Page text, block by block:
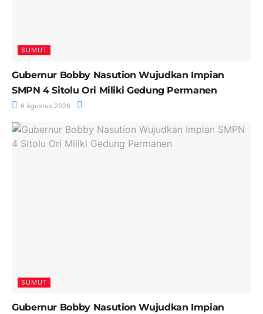
SUMUT
Gubernur Bobby Nasution Wujudkan Impian
SMPN 4 Sitolu Ori Miliki Gedung Permanen
6 Agustus 2026
SUMUT
Gubernur Bobby Nasution Wujudkan Impian